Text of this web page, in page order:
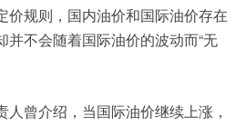
价规则，国内油价和国际油价存在
并不会随着国际油价的波动而“无
人曾介绍，当国际油价继续上涨，